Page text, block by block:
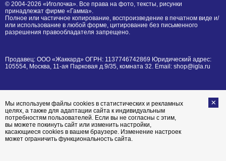
© 2004-2026 «Иголочка». Все права на фото, тексты, рисунки
принадлежат фирме «Гамма».
Полное или частичное копирование, воспроизведение в печатном виде и/
или использование в любой форме, цитирование без письменного
разрешения правообладателя запрещено.
Продавец: ООО «Жаккард» ОГРН: 1137746742869 Юридический адрес:
105554, Москва, 11-ая Парковая д.9/35, комната 32. Email: shop@igla.ru
Мы используем файлы cookies в статистических и рекламных
целях, а также для адаптации сайта к индивидуальным
потребностям пользователей. Если вы не согласны с этим,
вы можете покинуть сайт или изменить настройки,
касающиеся cookies в вашем браузере. Изменение настроек
может ограничить функциональность сайта.